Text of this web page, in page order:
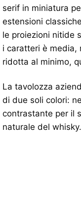
serif in miniatura
estensioni
le proiezioni nitide
i caratteri è media,
ridotta al minimo,
La tavolozza
di due soli colori:
contrastante per il
naturale del whisky.